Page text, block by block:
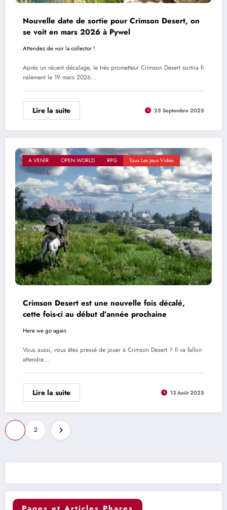
Nouvelle date de sortie pour Crimson Desert, on
se voit en mars 2026 à Pywel
Attendez de voir la collector !
Après un récent décalage, le très prometteur Crimson Desert sortira fi
nalement le 19 mars 2026…
Lire la suite 25 Septembre 2025
A VENIR OPEN WORLD RPG Tous Les Jeux Vidéo
Crimson Desert est une nouvelle fois décalé,
cette fois-ci au début d’année prochaine
Here we go again
Vous aussi, vous êtes pressé de jouer à Crimson Desert ? Il va falloir
attendre…
Lire la suite 13 Août 2025
Pagination
des
publications
2